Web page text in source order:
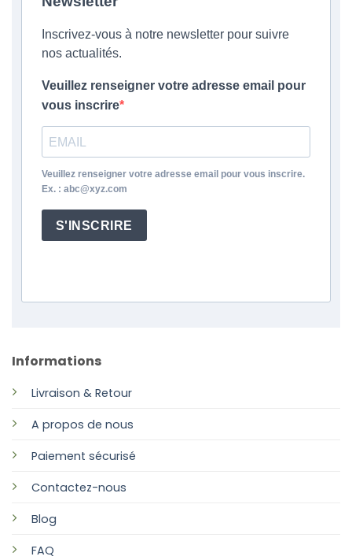
Informations
Livraison & Retour
A propos de nous
Paiement sécurisé
Contactez-nous
Blog
FAQ
Inscrivez-vous à notre newsletter pour suivre
nos actualités.
Veuillez renseigner votre adresse email pour
vous inscrire
Veuillez renseigner votre adresse email pour vous inscrire.
Ex. : abc@xyz.com
S'INSCRIRE